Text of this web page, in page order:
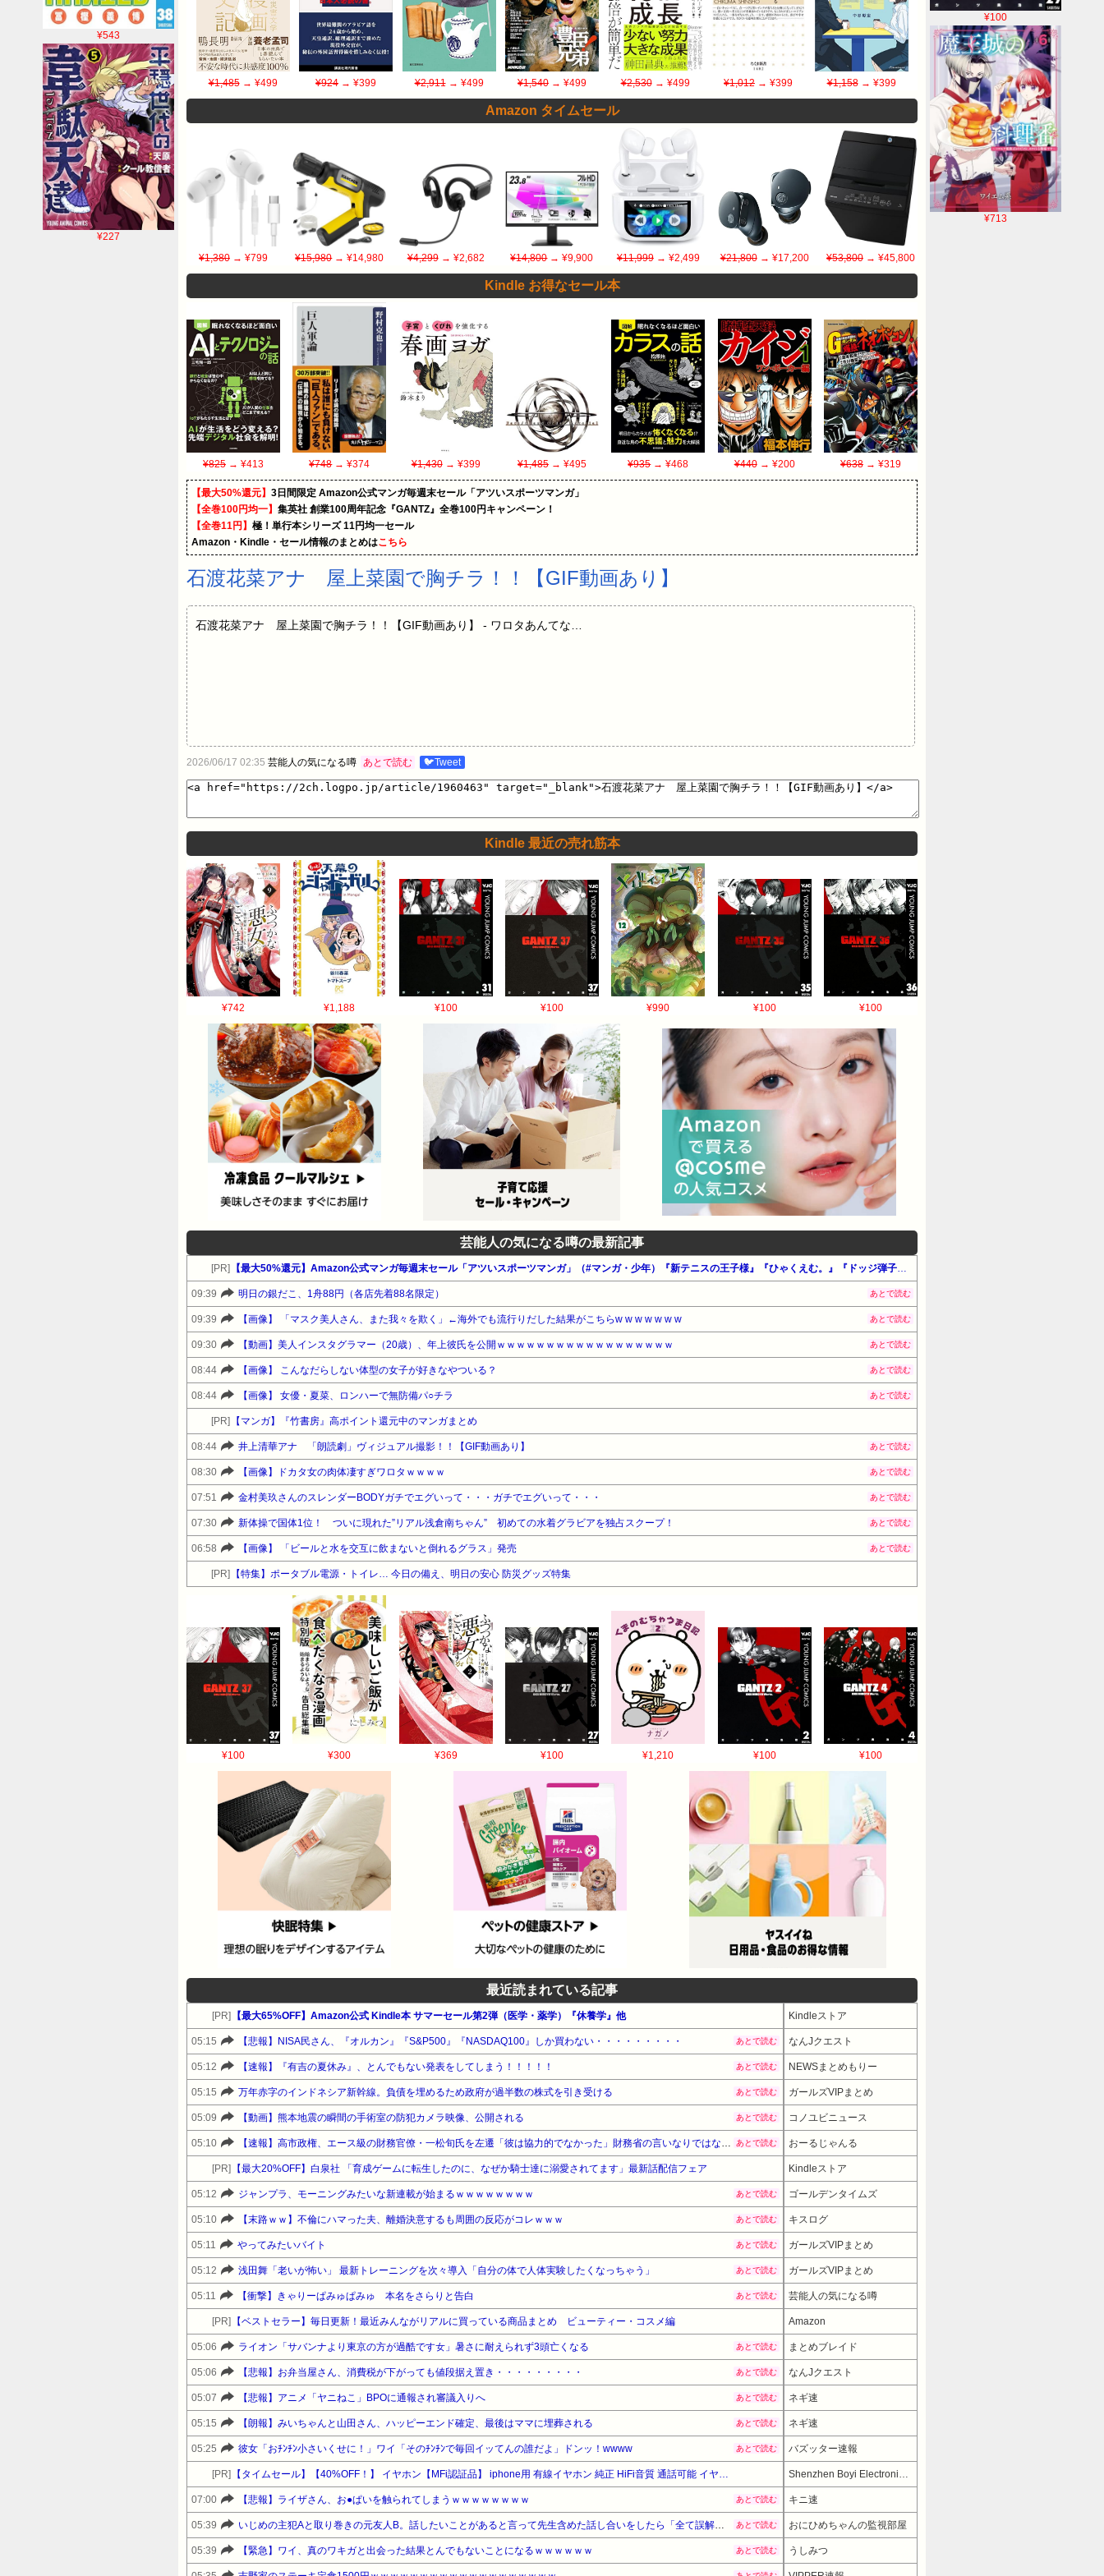
¥100
¥713
¥543
¥227
¥1,485→ ¥499 ¥924 → ¥399 ¥2,911→ ¥499 ¥1,540 → ¥499 ¥2,530→ ¥499 ¥1,012 → ¥399 ¥1,158→ ¥399
Amazon タイムセール
¥1,380 → ¥799 ¥15,980→ ¥14,980 ¥4,299→ ¥2,682 ¥14,800→ ¥9,900 ¥11,999→ ¥2,499 ¥21,800→ ¥17,200 ¥53,800→ ¥45,800
Kindle お得なセール本
¥825 → ¥413 ¥748→ ¥374 ¥1,430→ ¥399 ¥1,485→ ¥495 ¥935→ ¥468 ¥440→ ¥200 ¥638→ ¥319
【最大50%還元】 3日間限定 Amazon公式マンガ毎週末セール「アツいスポーツマンガ」
【全巻100円均一】 集英社 創業100周年記念『GANTZ』全巻100円キャンペーン！
【全巻11円】 極！単行本シリーズ 11円均一セール
Amazon・Kindle・セール情報のまとめはこちら
石渡花菜アナ 屋上菜園で胸チラ！！【GIF動画あり】
石渡花菜アナ 屋上菜園で胸チラ！！【GIF動画あり】 - ワロタあんてな…
2026/06/17 02:35 芸能人の気になる噂 あとで読む 🐦Tweet
Kindle 最近の売れ筋本
¥742 ¥1,188 ¥100 ¥100 ¥990 ¥100 ¥100
芸能人の気になる噂の最新記事
[PR]
09:39 明日の銀だこ、1舟88円（各店先着88名限定） あとで読む
09:39 【画像】 「マスク美人さん、また我々を欺く」←海外でも流行りだした結果がこちらw w w w w w w あとで読む
09:30 【動画】美人インスタグラマー（20歳）、年上彼氏を公開ｗｗｗｗｗｗｗｗｗｗｗｗｗｗｗｗｗｗ あとで読む
08:44 【画像】 こんなだらしない体型の女子が好きなやついる？ あとで読む
08:44 【画像】 女優・夏菜、ロンハーで無防備パ○チラ あとで読む
[PR] 【マンガ】『竹書房』高ポイント還元中のマンガまとめ
08:44 井上清華アナ 「朗読劇」ヴィジュアル撮影！！【GIF動画あり】 あとで読む
08:30 【画像】ドカタ女の肉体凄すぎワロタｗｗｗｗ あとで読む
07:51 金村美玖さんのスレンダーBODYガチでエグいって・・・ガチでエグいって・・・ あとで読む
07:30 新体操で国体1位！ ついに現れた”リアル浅倉南ちゃん” 初めての水着グラビアを独占スクープ！ あとで読む
06:58 【画像】 「ビールと水を交互に飲まないと倒れるグラス」発売 あとで読む
[PR] 【特集】ポータブル電源・トイレ… 今日の備え、明日の安心 防災グッズ特集
¥100 ¥300 ¥369 ¥100 ¥1,210 ¥100 ¥100
最近読まれている記事
[PR] 【最大65%OFF】Amazon公式 Kindle本 サマーセール第2弾（医学・薬学）『休養学』他 Kindleストア
05:15 【悲報】NISA民さん、『オルカン』『S&P500』『NASDAQ100』しか買わない・・・・・・・・・ あとで読む なんJクエスト
05:12 【速報】『有吉の夏休み』、とんでもない発表をしてしまう！！！！！ あとで読む NEWSまとめもりー
05:15 万年赤字のインドネシア新幹線。負債を埋めるため政府が過半数の株式を引き受ける あとで読む ガールズVIPまとめ
05:09 【動画】熊本地震の瞬間の手術室の防犯カメラ映像、公開される あとで読む コノユビニュース
05:10 【速報】高市政権、エース級の財務官僚・一松旬氏を左遷「彼は協力的でなかった」財務省の言いなりではないことが判明 あとで読む おーるじゃんる
[PR] 【最大20%OFF】白泉社 「育成ゲームに転生したのに、なぜか騎士達に溺愛されてます」最新話配信フェア Kindleストア
05:12 ジャンプラ、モーニングみたいな新連載が始まるｗｗｗｗｗｗｗｗ あとで読む ゴールデンタイムズ
05:10 【末路ｗｗ】不倫にハマった夫、離婚決意するも周囲の反応がコレｗｗｗ あとで読む キスログ
05:11 やってみたいバイト あとで読む ガールズVIPまとめ
05:12 浅田舞「老いが怖い」 最新トレーニングを次々導入「自分の体で人体実験したくなっちゃう」 あとで読む ガールズVIPまとめ
05:11 【衝撃】きゃりーぱみゅぱみゅ 本名をさらりと告白 あとで読む 芸能人の気になる噂
[PR] 【ベストセラー】毎日更新！最近みんながリアルに買っている商品まとめ ビューティー・コスメ編 Amazon
05:06 ライオン「サバンナより東京の方が過酷です女」暑さに耐えられず3頭亡くなる あとで読む まとめブレイド
05:06 【悲報】お弁当屋さん、消費税が下がっても値段据え置き・・・・・・・・・ あとで読む なんJクエスト
05:07 【悲報】アニメ「ヤニねこ」BPOに通報され審議入りへ あとで読む ネギ速
05:15 【朗報】みいちゃんと山田さん、ハッピーエンド確定、最後はママに埋葬される あとで読む ネギ速
05:25 彼女「おﾁﾝﾁﾝ小さいくせに！」ワイ「そのﾁﾝﾁﾝで毎回イッてんの誰だよ」ドンッ！wwww あとで読む バズッター速報
[PR] 【タイムセール】【40%OFF！】 イヤホン【MFi認証品】 iphone用 有線イヤホン 純正 HiFi音質 通話可能 イヤホンマイク 遅延なし 2999円→ 1797円 （10:00時点）
Shenzhen Boyi Electronics Co.LTD
07:00 【悲報】ライザさん、お●ぱいを触られてしまうｗｗｗｗｗｗｗｗ あとで読む キニ速
05:39 いじめの主犯Aと取り巻きの元友人B。話したいことがあると言って先生含めた話し合いをしたら「全て誤解。私達は何もしてない」と言い出した あとで読む おにひめちゃんの監視部屋
05:39 【緊急】ワイ、真のワキガと出会った結果とんでもないことになるｗｗｗｗｗｗ あとで読む うしみつ